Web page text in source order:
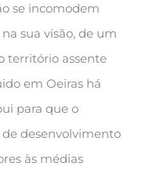
se incomodem
sua visão, de um
território assente
em Oeiras há
para que o
desenvolvimento
às médias